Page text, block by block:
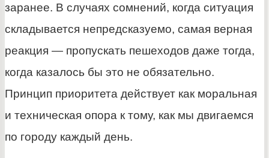
заранее. В случаях сомнений, когда ситуация
складывается непредсказуемо, самая верная
реакция — пропускать пешеходов даже тогда,
когда казалось бы это не обязательно.
Принцип приоритета действует как моральная
и техническая опора к тому, как мы двигаемся
по городу каждый день.